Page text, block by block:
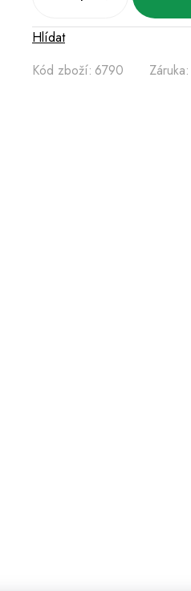
Kód zboží: 6790 Záruka:
Hlídat